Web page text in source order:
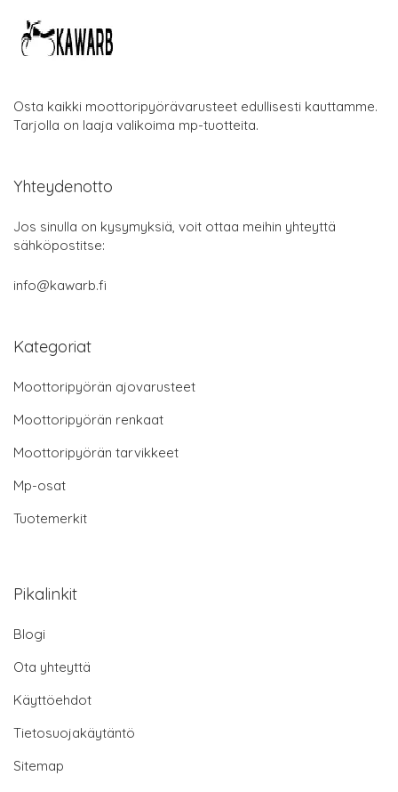
Osta kaikki moottoripyörävarusteet edullisesti kauttamme.
Tarjolla on laaja valikoima mp-tuotteita.
Yhteydenotto
Jos sinulla on kysymyksiä, voit ottaa meihin yhteyttä
sähköpostitse:
info@kawarb.fi
Kategoriat
Moottoripyörän ajovarusteet
Moottoripyörän renkaat
Moottoripyörän tarvikkeet
Mp-osat
Tuotemerkit
Pikalinkit
Blogi
Ota yhteyttä
Käyttöehdot
Tietosuojakäytäntö
Sitemap